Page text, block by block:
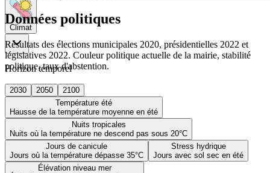
Climat
Horizon temporel
2030 2050
2100
Température été
Hausse de la température moyenne en été
Nuits tropicales
Nuits où la température ne descend pas sous 20°C
Jours de canicule
Jours où la température dépasse 35°C
Stress hydrique
Jours avec sol sec en été
Élévation niveau mer
Données politiques
Résultats des élections municipales 2020, présidentielles 2022 et
législatives 2022. Couleur politique actuelle de la mairie, stabilité
politique, taux d'abstention.